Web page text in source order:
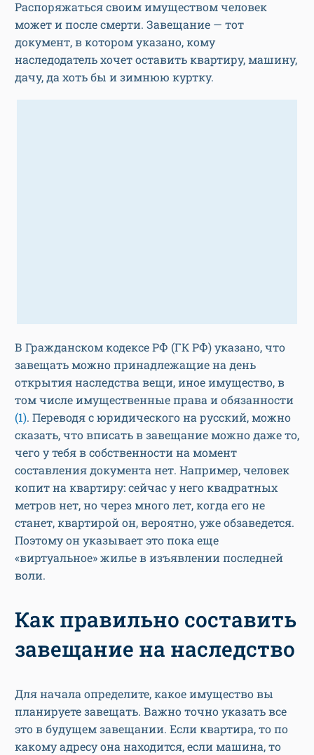
Распоряжаться своим имуществом человек
может и после смерти. Завещание — тот
документ, в котором указано, кому
наследодатель хочет оставить квартиру, машину,
дачу, да хоть бы и зимнюю куртку.
В Гражданском кодексе РФ (ГК РФ) указано, что
завещать можно принадлежащие на день
открытия наследства вещи, иное имущество, в
том числе имущественные права и обязанности
(1). Переводя с юридического на русский, можно
сказать, что вписать в завещание можно даже то,
чего у тебя в собственности на момент
составления документа нет. Например, человек
копит на квартиру: сейчас у него квадратных
метров нет, но через много лет, когда его не
станет, квартирой он, вероятно, уже обзаведется.
Поэтому он указывает это пока еще
«виртуальное» жилье в изъявлении последней
воли.
Как правильно составить
завещание на наследство
Для начала определите, какое имущество вы
планируете завещать. Важно точно указать все
это в будущем завещании. Если квартира, то по
какому адресу она находится, если машина, то